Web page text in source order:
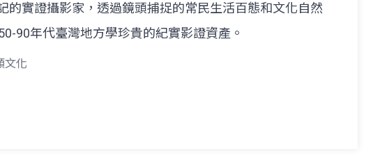
的實證攝影家，透過鏡頭捕捉的常民生活百態和文化自然
90年代臺灣地方學珍貴的紀實影證資產。
文化